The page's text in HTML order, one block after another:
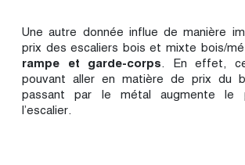
Une autre donnée influe de manière
prix des escaliers bois et mixte bois/
rampe et garde-corps. En effet,
pouvant aller en matière de prix du
passant par le métal augmente le
l’escalier.